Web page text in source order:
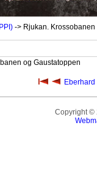
-> Rjukan.
og Gaustatoppen
Eberhard
Copyright ©